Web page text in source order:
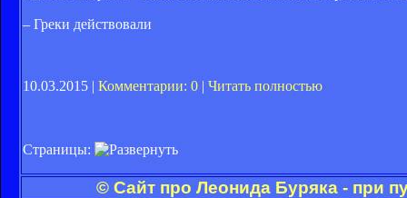
– Греки действовали
10.03.2015 | Комментарии: 0 | Читать полностью
Страницы:
© Сайт про Леонида Буряка - при